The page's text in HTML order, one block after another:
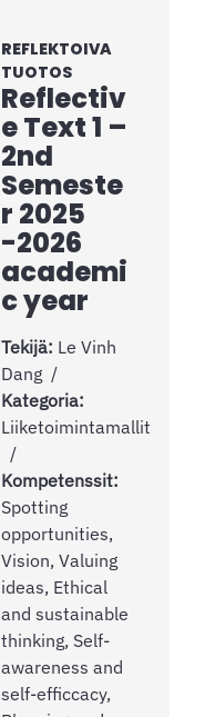
REFLEKTOIVA
TUOTOS
Reflectiv
e Text 1 –
2nd
Semeste
r 2025
-2026
academi
c year
Tekijä: Le Vinh
Dang
Kategoria:
Liiketoimintamallit
Kompetenssit:
Spotting
opportunities,
Vision, Valuing
ideas, Ethical
and sustainable
thinking, Self-
awareness and
self-efficcacy,